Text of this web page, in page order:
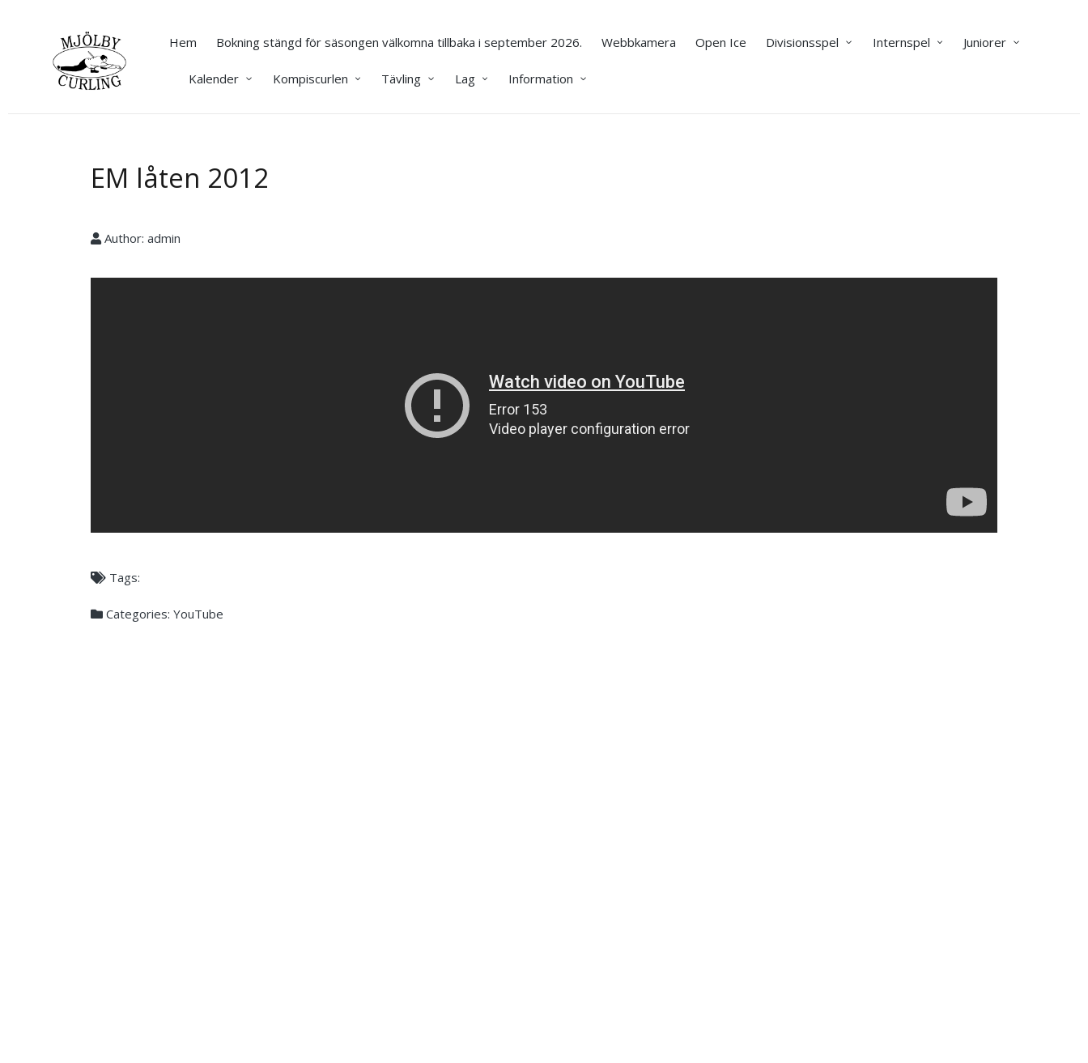
Hem Bokning stängd för säsongen välkomna tillbaka i september 2026. Webbkamera Open Ice Divisionsspel Internspel Juniorer
Kalender Kompiscurlen Tävling Lag Information
EM låten 2012
Author: admin
Tags:
Categories: YouTube